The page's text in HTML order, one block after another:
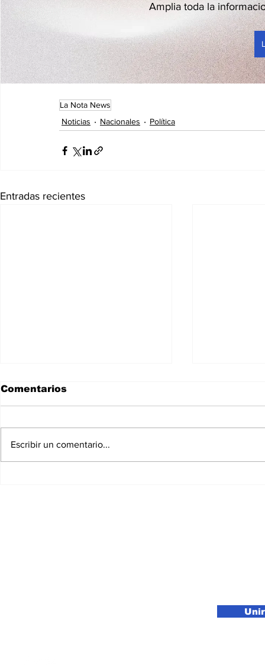
Amplia toda la
La Nota News
Noticias
Nacionales Política
Entradas recientes
Comentarios
Escribir un comentario...